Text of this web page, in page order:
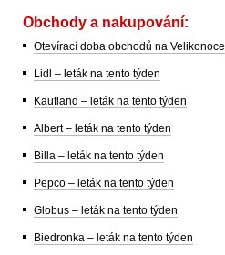
Obchody a nakupování:
Otevírací doba obchodů na Velikonoce
Lidl – leták na tento týden
Kaufland – leták na tento týden
Albert – leták na tento týden
Billa – leták na tento týden
Pepco – leták na tento týden
Globus – leták na tento týden
Biedronka – leták na tento týden